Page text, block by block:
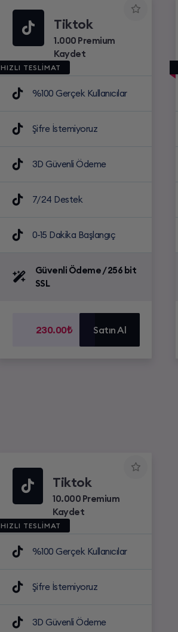
Tiktok
1.000 Premium
Kaydet
HIZLI TESLİMAT
%100 Gerçek Kullanıcılar
Şifre İstemiyoruz
3D Güvenli Ödeme
7/24 Destek
0-15 Dakika Başlangıç
Güvenli Ödeme / 256 bit
SSL
230.00₺ Satın Al
Tiktok
10.000 Premium
Kaydet
HIZLI TESLİMAT
%100 Gerçek Kullanıcılar
Şifre İstemiyoruz
3D Güvenli Ödeme